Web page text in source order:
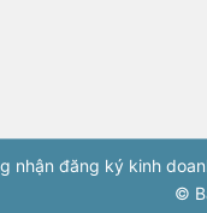
nhận đăng ký kinh
©